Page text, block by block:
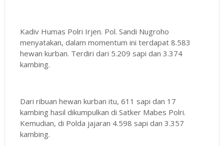
Kadiv Humas Polri Irjen. Pol. Sandi Nugroho
menyatakan, dalam momentum ini terdapat 8.583
hewan kurban. Terdiri dari 5.209 sapi dan 3.374
kambing.
Dari ribuan hewan kurban itu, 611 sapi dan 17
kambing hasil dikumpulkan di Satker Mabes Polri.
Kemudian, di Polda jajaran 4.598 sapi dan 3.357
kambing.